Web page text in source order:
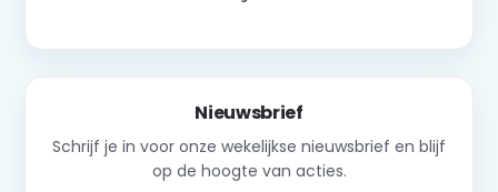
Nieuwsbrief
Schrijf je in voor onze wekelijkse nieuwsbrief en blijf
op de hoogte van acties.